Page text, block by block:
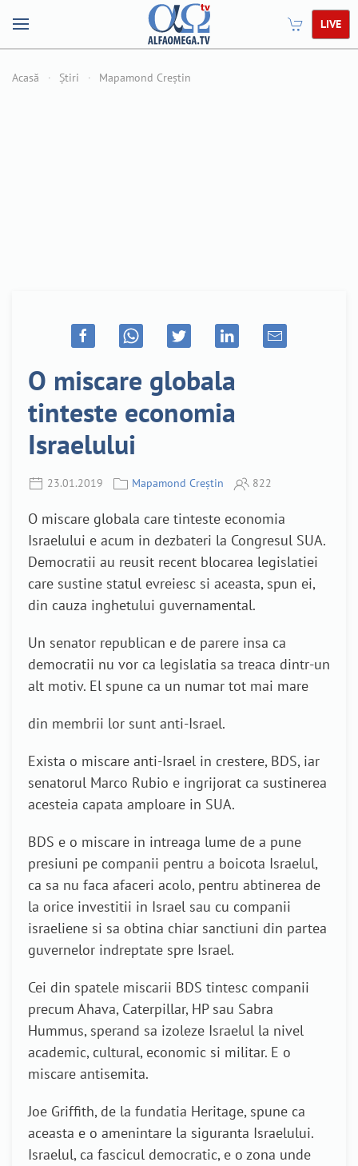
LIVE
Acasă Știri Mapamond Creștin
O miscare globala
tinteste economia
Israelului
23.01.2019 Mapamond Creștin 822
O miscare globala care tinteste economia
Israelului e acum in dezbateri la Congresul SUA.
Democratii au reusit recent blocarea legislatiei
care sustine statul evreiesc si aceasta, spun ei,
din cauza inghetului guvernamental.
Un senator republican e de parere insa ca
democratii nu vor ca legislatia sa treaca dintr-un
alt motiv. El spune ca un numar tot mai mare
din membrii lor sunt anti-Israel.
Exista o miscare anti-Israel in crestere, BDS, iar
senatorul Marco Rubio e ingrijorat ca sustinerea
acesteia capata amploare in SUA.
BDS e o miscare in intreaga lume de a pune
presiuni pe companii pentru a boicota Israelul,
ca sa nu faca afaceri acolo, pentru abtinerea de
la orice investitii in Israel sau cu companii
israeliene si sa obtina chiar sanctiuni din partea
guvernelor indreptate spre Israel.
Cei din spatele miscarii BDS tintesc companii
precum Ahava, Caterpillar, HP sau Sabra
Hummus, sperand sa izoleze Israelul la nivel
academic, cultural, economic si militar. E o
miscare antisemita.
Joe Griffith, de la fundatia Heritage, spune ca
aceasta e o amenintare la siguranta Israelului.
Israelul, ca fascicul democratic, e o zona unde